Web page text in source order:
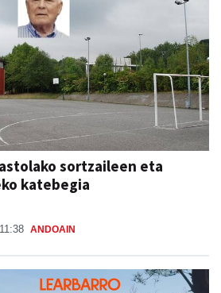
sortzaileen eta
katebegia
ANDOAIN